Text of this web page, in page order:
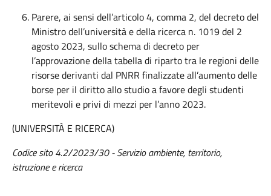
Parere, ai sensi dell’articolo 4, comma 2, del decreto del
Ministro dell’università e della ricerca n. 1019 del 2
agosto 2023, sullo schema di decreto per
l’approvazione della tabella di riparto tra le regioni delle
risorse derivanti dal PNRR finalizzate all’aumento delle
borse per il diritto allo studio a favore degli studenti
meritevoli e privi di mezzi per l’anno 2023.
(UNIVERSITÀ E RICERCA)
Codice sito 4.2/2023/30 - Servizio ambiente, territorio,
istruzione e ricerca